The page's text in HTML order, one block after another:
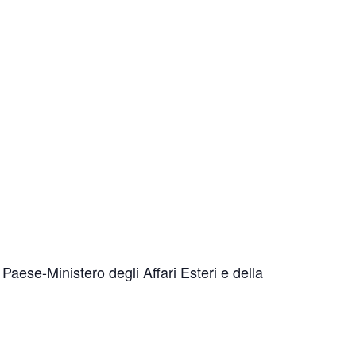
Ministero degli Affari Esteri e della